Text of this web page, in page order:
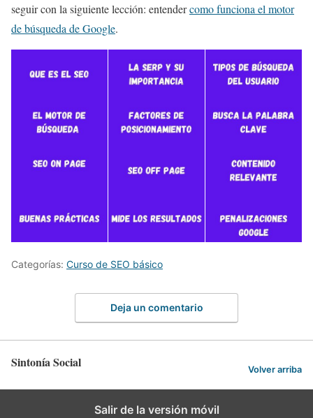
seguir con la siguiente lección: entendercomo funciona el motor
de búsqueda de Google.
Categorías: Curso de SEO básico
Deja un comentario
Sintonía Social Volver arriba
Salir de la versión móvil